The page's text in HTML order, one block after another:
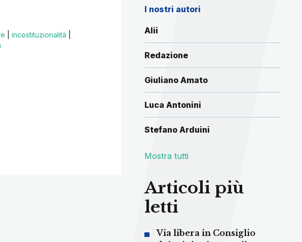
incostituzionalità
I nostri autori
Alii
Redazione
Giuliano Amato
Luca Antonini
Stefano Arduini
Mostra tutti
Articoli più
letti
Via libera in Consiglio